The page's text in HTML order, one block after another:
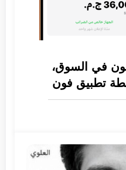
في السوق،
تطبيق فون